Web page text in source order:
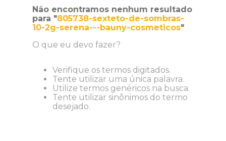
Não encontramos nenhum resultado
para "805738-sexteto-de-sombras-
10-2g-serena---bauny-cosmeticos"
O que eu devo fazer?
Verifique os termos digitados.
Tente utilizar uma única palavra.
Utilize termos genéricos na busca.
Tente utilizar sinônimos do termo
desejado.